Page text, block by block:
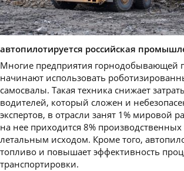
автопилотируется российская
Многие предприятия горнодобывающей
начинают использовать
самосвалы. Такая техника снижает
водителей, который сложен и
экспертов, в отрасли занят 1% мировой
на нее приходится 8% производственных
летальным исходом. Кроме того,
топливо и повышает эффективность
транспортировки.